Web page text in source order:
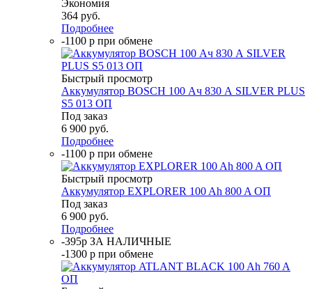
Экономия
364 руб.
Подробнее
-1100 р при обмене
Быстрый просмотр
Аккумулятор BOSCH 100 Ач 830 А SILVER PLUS
S5 013 ОП
Под заказ
6 900 руб.
Подробнее
-1100 р при обмене
Быстрый просмотр
Аккумулятор EXPLORER 100 Ah 800 A ОП
Под заказ
6 900 руб.
Подробнее
-395р ЗА НАЛИЧНЫЕ
-1300 р при обмене